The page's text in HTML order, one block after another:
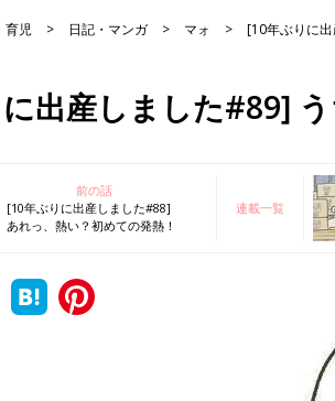
育児 日記・マンガ マォ [10年ぶりに
出産しました#89]
前の話
[10年ぶりに出産しました#88]
あれっ、熱い？初めての発熱！
連載一覧